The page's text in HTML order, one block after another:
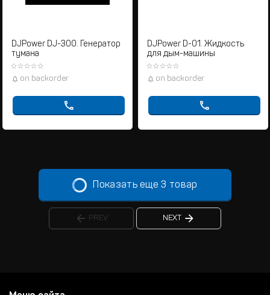
DJPower DJ-300. Генератор
тумана
on backorder
DJPower D-01. Жидкость
для дым-машины
on backorder
Показать еще 3 товар
PREV NEXT